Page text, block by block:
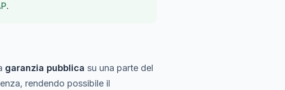
.
garanzia pubblica su una parte del
rendendo possibile il